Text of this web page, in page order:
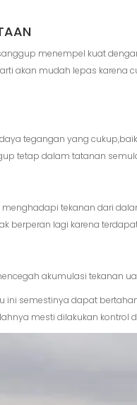
menempel kuat
akan mudah lepas karena
tegangan yang
tetap dalam tatanan
tekanan dari
berperan lagi karena
akumulasi tekanan
semestinya dapat
mesti dilakukan kontrol